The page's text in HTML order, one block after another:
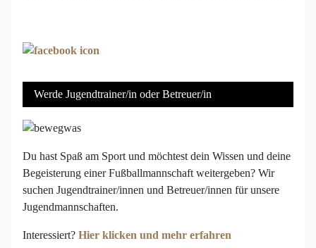
Werde Jugendtrainer/in oder Betreuer/in
Du hast Spaß am Sport und möchtest dein Wissen und deine
Begeisterung einer Fußballmannschaft weitergeben? Wir
suchen Jugendtrainer/innen und Betreuer/innen für unsere
Jugendmannschaften.
Interessiert? Hier klicken und mehr erfahren